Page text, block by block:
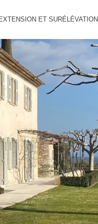
EXTENSION ET SURÉLÉVATION